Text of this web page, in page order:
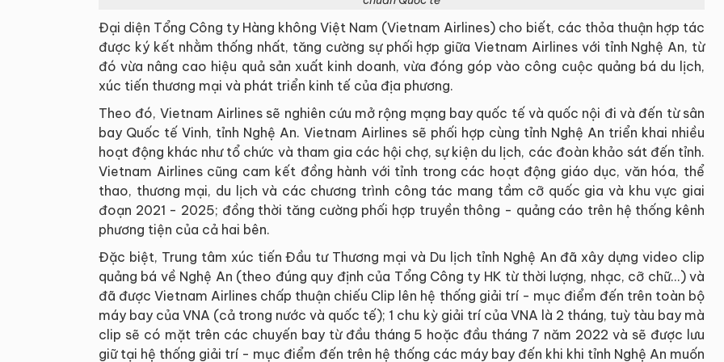
Đại diện Tổng Công ty Hàng không Việt Nam (Vietnam Airlines) cho biết, các thỏa thuận hợp tác
được ký kết nhằm thống nhất, tăng cường sự phối hợp giữa Vietnam Airlines với tỉnh Nghệ An, từ
đó vừa nâng cao hiệu quả sản xuất kinh doanh, vừa đóng góp vào công cuộc quảng bá du lịch,
xúc tiến thương mại và phát triển kinh tế của địa phương.
Theo đó, Vietnam Airlines sẽ nghiên cứu mở rộng mạng bay quốc tế và quốc nội đi và đến từ sân
bay Quốc tế Vinh, tỉnh Nghệ An. Vietnam Airlines sẽ phối hợp cùng tỉnh Nghệ An triển khai nhiều
hoạt động khác như tổ chức và tham gia các hội chợ, sự kiện du lịch, các đoàn khảo sát đến tỉnh.
Vietnam Airlines cũng cam kết đồng hành với tỉnh trong các hoạt động giáo dục, văn hóa, thể
thao, thương mại, du lịch và các chương trình công tác mang tầm cỡ quốc gia và khu vực giai
đoạn 2021 - 2025; đồng thời tăng cường phối hợp truyền thông - quảng cáo trên hệ thống kênh
phương tiện của cả hai bên.
Đặc biệt, Trung tâm xúc tiến Đầu tư Thương mại và Du lịch tỉnh Nghệ An đã xây dựng video clip
quảng bá về Nghệ An (theo đúng quy định của Tổng Công ty HK từ thời lượng, nhạc, cỡ chữ...) và
đã được Vietnam Airlines chấp thuận chiếu Clip lên hệ thống giải trí - mục điểm đến trên toàn bộ
máy bay của VNA (cả trong nước và quốc tế); 1 chu kỳ giải trí của VNA là 2 tháng, tuỳ tàu bay mà
clip sẽ có mặt trên các chuyến bay từ đầu tháng 5 hoặc đầu tháng 7 năm 2022 và sẽ được lưu
giữ tại hệ thống giải trí - mục điểm đến trên hệ thống các máy bay đến khi khi tỉnh Nghệ An muốn